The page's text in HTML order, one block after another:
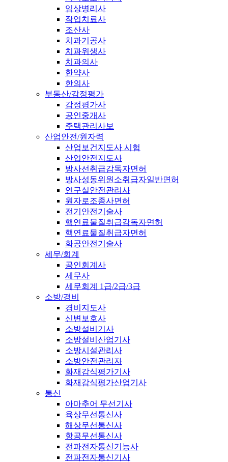
임상병리사
작업치료사
조산사
치과기공사
치과위생사
치과의사
한약사
한의사
부동산/감정평가
감정평가사
공인중개사
주택관리사보
산업안전/원자력
산업보건지도사 시험
산업안전지도사
방사선취급감독자면허
방사성동위원소취급자일반면허
연구실안전관리사
원자로조종사면허
전기안전기술사
핵연료물질취급감독자면허
핵연료물질취급자면허
화공안전기술사
세무/회계
공인회계사
세무사
세무회계 1급/2급/3급
소방/경비
경비지도사
신변보호사
소방설비기사
소방설비산업기사
소방시설관리사
소방안전관리자
화재감식평가기사
화재감식평가산업기사
통신
아마추어 무선기사
육상무선통신사
해상무선통신사
항공무선통신사
전파전자통신기능사
전파전자통신기사